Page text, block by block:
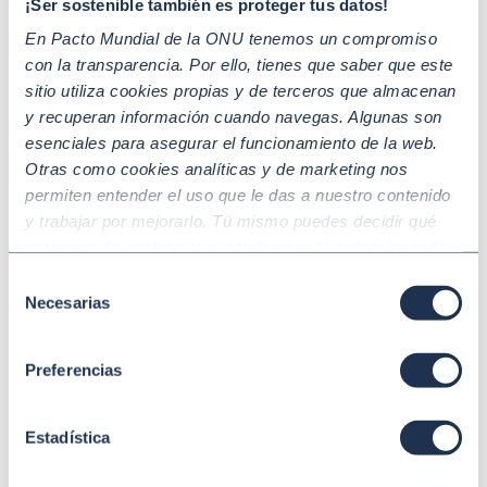
¡Ser sostenible también es proteger tus datos!
En Pacto Mundial de la ONU tenemos un compromiso
con la transparencia. Por ello, tienes que saber que este
sitio utiliza cookies propias y de terceros que almacenan
y recuperan información cuando navegas. Algunas son
esenciales para asegurar el funcionamiento de la web.
Otras como cookies analíticas y de marketing nos
permiten entender el uso que le das a nuestro contenido
y trabajar por mejorarlo. Tú mismo puedes decidir qué
quieras que recojamos ninguna información dándole al
Necesarias
Preferencias
Estadística
demuestra que eres un ‘Mover por el